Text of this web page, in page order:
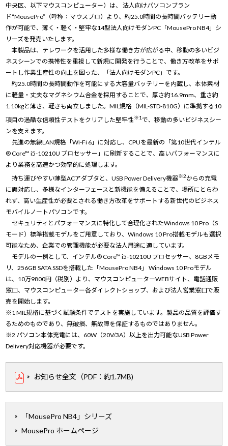
中央区、以下マウスコンピューター）は、 法人向けパソコンブラン
ド“MousePro”（呼称：マウスプロ）より、約25.0時間の長時間バッテリー動
作が可能で、薄く・軽く・堅牢な14型法人向けモダンPC「MousePro NB4」シ
リーズを発売いたします。
本製品は、テレワークを活用した多様な働き方が広がる中、移動の多いビジ
ネスシーンでの携帯性を重視して新規に開発を行うことで、働き方改革をサポ
ートし作業生産性の向上を図った、「法人向けモダンPC」です。
約25.0時間の長時間動作を可能にする大容量バッテリーを内蔵し、本体素材
に軽量・丈夫なマグネシウム合金を採用することで、厚さ約16.9mm、重さ約
1.10kgと薄さ、軽さも両立しました。MIL規格（MIL-STD-810G）に準拠する10
項目の過酷な信頼性テストをクリアした堅牢性※1で、移動の多いビジネスシー
ンを支えます。
先進の無線LAN規格「Wi-Fi 6」に対応し、CPUを最新の「第10世代インテル
® Core™ i5-10210U プロセッサー」に刷新することで、高いパフォーマンスに
より業務を高速かつ効率的に処理します。
持ち運びやすい薄型ACアダプタと、USB Power Delivery機器※2からの充電
に両対応し、多様なインターフェースと新機能を備えることで、場所にとらわ
れず、高い生産性が必要とされる働き方改革をサポートする新世代のビジネス
モバイルノートパソコンです。
セキュリティとパフォーマンスに特化して合理化されたWindows 10 Pro（S
モード）標準搭載モデルをご用意しており、Windows 10 Pro搭載モデルも選択
可能なため、企業での管理機能が必要な法人用途に適しています。
モデルの一例として、インテル® Core™ i5-10210U プロセッサー、8GBメモ
リ、256GB SATA SSDを搭載した「MousePro NB4」 Windows 10 Proモデル
は、10万9800円（税別）より、マウスコンピューターWEBサイト、電話通販
窓口、マウスコンピューター各ダイレクトショップ、および法人営業窓口で販
売を開始します。
※1 MIL規格に基づく試験条件でテストを実施しています。製品の品質を評価す
るためのものであり、無破損、無故障を保証するものではありません。
※2 パソコン本体充電には、60W（20V/3A）以上を出力可能なUSB Power
Delivery対応機器が必要です。
お知らせ全文（PDF：約1.7MB)
「MousePro NB4」シリーズ
MousePro ホームページ